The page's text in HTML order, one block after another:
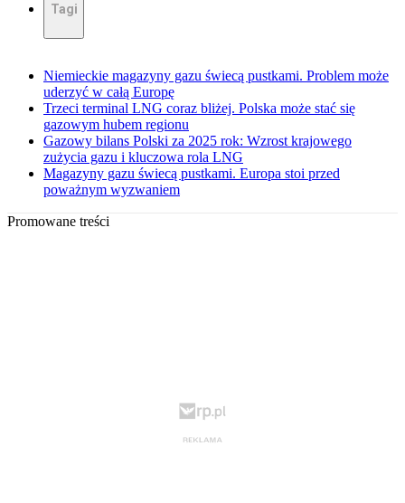
Tagi
Niemieckie magazyny gazu świecą pustkami. Problem może
uderzyć w całą Europę
Trzeci terminal LNG coraz bliżej. Polska może stać się
gazowym hubem regionu
Gazowy bilans Polski za 2025 rok: Wzrost krajowego
zużycia gazu i kluczowa rola LNG
Magazyny gazu świecą pustkami. Europa stoi przed
poważnym wyzwaniem
Promowane treści